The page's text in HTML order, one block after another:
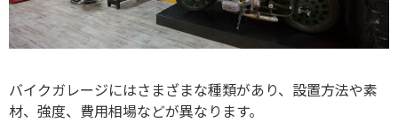
バイクガレージにはさまざまな種類があり、設置方法や素
材、強度、費用相場などが異なります。